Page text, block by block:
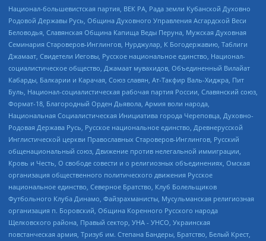
Национал-большевистская партия, ВЕК РА, Рада земли Кубанской Духовно
Родовой Державы Русь, Община Духовного Управления Асгардской Веси
Беловодья, Славянская Община Капища Веды Перуна, Мужская Духовная
Семинария Староверов-Инглингов, Нурджулар, К Богодержавию, Таблиги
Джамаат, Свидетели Иеговы, Русское национальное единство, Национал-
социалистическое общество, Джамаат мувахидов, Объединенный Вилайат
Кабарды, Балкарии и Карачая, Союз славян, Ат-Такфир Валь-Хиджра, Пит
Буль, Национал-социалистическая рабочая партия России, Славянский союз,
Формат-18, Благородный Орден Дьявола, Армия воли народа,
Национальная Социалистическая Инициатива города Череповца, Духовно-
Родовая Держава Русь, Русское национальное единство, Древнерусской
Инглистической церкви Православных Староверов-Инглингов, Русский
общенациональный союз, Движение против нелегальной иммиграции,
Кровь и Честь, О свободе совести и о религиозных объединениях, Омская
организация общественного политического движения Русское
национальное единство, Северное Братство, Клуб Болельщиков
Футбольного Клуба Динамо, Файзрахманисты, Мусульманская религиозная
организация п. Боровский, Община Коренного Русского народа
Щелковского района, Правый сектор, УНА - УНСО, Украинская
повстанческая армия, Тризуб им. Степана Бандеры, Братство, Белый Крест,